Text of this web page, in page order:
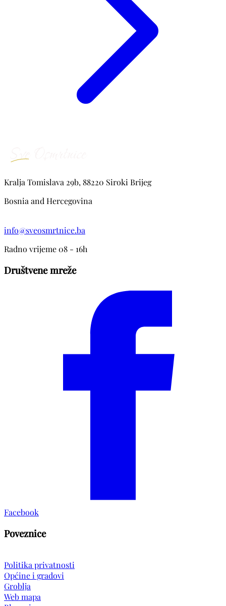
Kralja Tomislava 29b, 88220 Siroki Brijeg
Bosnia and Hercegovina
info@sveosmrtnice.ba
Radno vrijeme 08 - 16h
Društvene mreže
Facebook
Poveznice
Politika privatnosti
Općine i gradovi
Groblja
Web mapa